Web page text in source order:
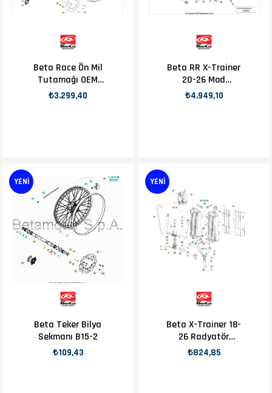
Beta Race Ön Mil
Tutamağı OEM
B15-2
₺3.299,40
Beta RR X-Trainer
20-26 Mod
Düğmesi OEM B15-
₺4.949,10
Beta Teker Bilya
Sekmanı B15-2
₺109,43
YENI
Beta X-Trainer 18-
26 Radyatör
Hortumu OEM B3-1
₺824,85
YENI